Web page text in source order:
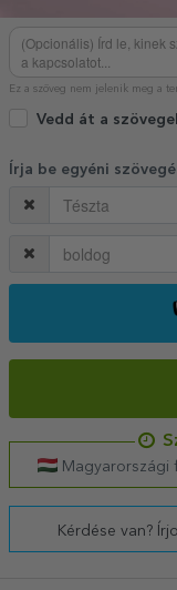
Ez a szöveg nem jelenik meg a
Vedd át a
Írja be egyéni
Magyarországi
Kérdése van?